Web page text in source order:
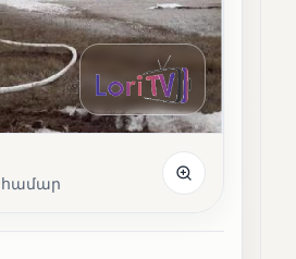
համար